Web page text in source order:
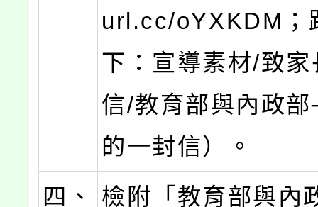
url.cc/oYXKDM；
下：宣導素材/致
信/教育部與內政
的一封信）。
四、
檢附「教育部與內